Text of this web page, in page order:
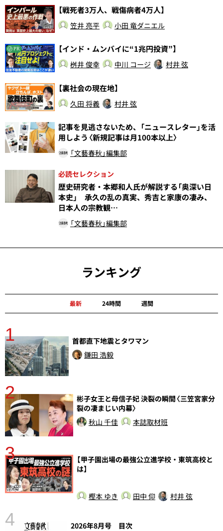
【戦死者3万人、戦傷病者4万人】
笠井 亮平 小田 竜ダニエル
PR 【インド・ムンバイに“1兆円投資”】
桝井 俊幸 中川 コージ 村井 弦
【裏社会の現在地】
久田 将義 村井 弦
記事を見逃さないため、「ニュースレター」を活
用しよう〈新規記事は月100本以上〉
「文藝春秋」編集部
必読セレクション
歴史研究者・本郷和人氏が解説する「奥深い日
本史」 承久の乱の真実、秀吉と家康の凄み、
日本人の宗教観…
「文藝春秋」編集部
ランキング
最新 24時間 週間
1
首都直下地震とタワマン
鎌田 浩毅
2
彬子女王と母信子妃 決裂の瞬間〈三笠宮家分
裂の凄まじい内幕〉
秋山 千佳
本誌取材班
3
【甲子園出場の最強公立進学校・東筑高校と
は】
樫本 ゆき 田中 仰 村井 弦
4
2026年8月号 目次